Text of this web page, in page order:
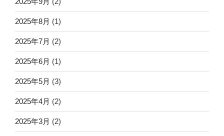
2025年8月 (1)
2025年7月 (2)
2025年6月 (1)
2025年5月 (3)
2025年4月 (2)
2025年3月 (2)